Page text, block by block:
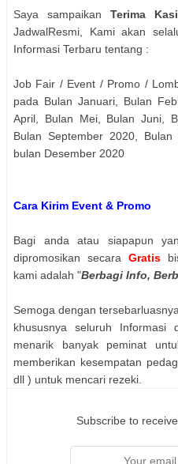
Saya sampaikan Terima
JadwalResmi, Kami akan
Informasi Terbaru tentang :
Job Fair / Event / Promo /
pada Bulan Januari, Bulan
April, Bulan Mei, Bulan Juni,
Bulan September 2020,
bulan Desember 2020
Cara Kirim Event & Promo
Bagi anda atau siapapun
dipromosikan secara Gratis
kami adalah "Berbagi Info,
Semoga dengan
khususnya seluruh Informasi
menarik banyak peminat
memberikan kesempatan
dll ) untuk mencari rezeki.
Subscribe to